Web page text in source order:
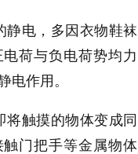
静电，多因衣物鞋袜
荷与负电荷势均力
电作用。
触摸的物体变成同
门把手等金属物体